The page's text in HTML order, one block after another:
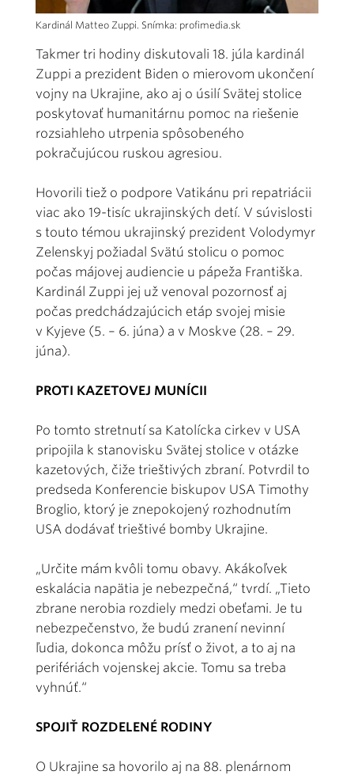
Kardinál Matteo Zuppi. Snímka: profimedia.sk
Takmer tri hodiny diskutovali 18. júla kardinál
Zuppi a prezident Biden o mierovom ukončení
vojny na Ukrajine, ako aj o úsilí Svätej stolice
poskytovať humanitárnu pomoc na riešenie
rozsiahleho utrpenia spôsobeného
pokračujúcou ruskou agresiou.
Hovorili tiež o podpore Vatikánu pri repatriácii
viac ako 19-tisíc ukrajinských detí. V súvislosti
s touto témou ukrajinský prezident Volodymyr
Zelenskyj požiadal Svätú stolicu o pomoc
počas májovej audiencie u pápeža Františka.
Kardinál Zuppi jej už venoval pozornosť aj
počas predchádzajúcich etáp svojej misie
v Kyjeve (5. – 6. júna) a v Moskve (28. – 29.
júna).
PROTI KAZETOVEJ MUNÍCII
Po tomto stretnutí sa Katolícka cirkev v USA
pripojila k stanovisku Svätej stolice v otázke
kazetových, čiže trieštivých zbraní. Potvrdil to
predseda Konferencie biskupov USA Timothy
Broglio, ktorý je znepokojený rozhodnutím
USA dodávať trieštivé bomby Ukrajine.
„Určite mám kvôli tomu obavy. Akákoľvek
eskalácia napätia je nebezpečná,“ tvrdí. „Tieto
zbrane nerobia rozdiely medzi obeťami. Je tu
nebezpečenstvo, že budú zranení nevinní
ľudia, dokonca môžu prísť o život, a to aj na
perifériách vojenskej akcie. Tomu sa treba
vyhnúť.“
SPOJIŤ ROZDELENÉ RODINY
O Ukrajine sa hovorilo aj na 88. plenárnom